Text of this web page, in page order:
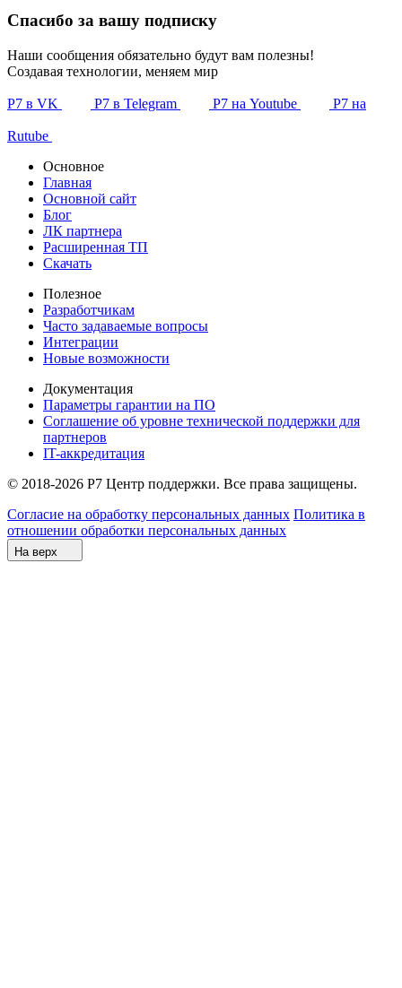
Спасибо за вашу подписку
Наши сообщения обязательно будут вам полезны!
Создавая технологии, меняем мир
Р7 в VK Р7 в Telegram Р7 на Youtube Р7 на
Rutube
Основное
Главная
Основной сайт
Блог
ЛК партнера
Расширенная ТП
Скачать
Полезное
Разработчикам
Часто задаваемые вопросы
Интеграции
Новые возможности
Документация
Параметры гарантии на ПО
Соглашение об уровне технической поддержки для
партнеров
IT-аккредитация
© 2018-2026 Р7 Центр поддержки. Все права защищены.
Согласие на обработку персональных данных Политика в
отношении обработки персональных данных
На верх